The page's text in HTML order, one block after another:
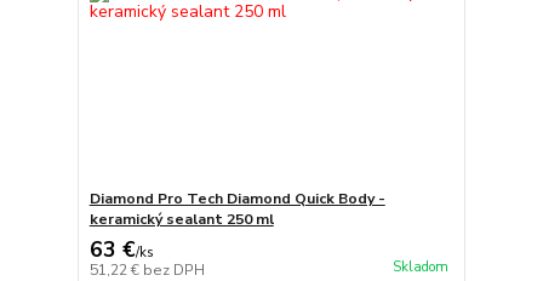
Diamond Pro Tech Diamond Quick Body -
keramický sealant 250 ml
63 €/ks
51,22 € bez DPH Skladom